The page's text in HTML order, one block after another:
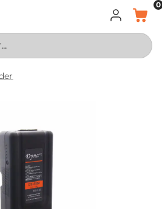
LOG INDKURV
0